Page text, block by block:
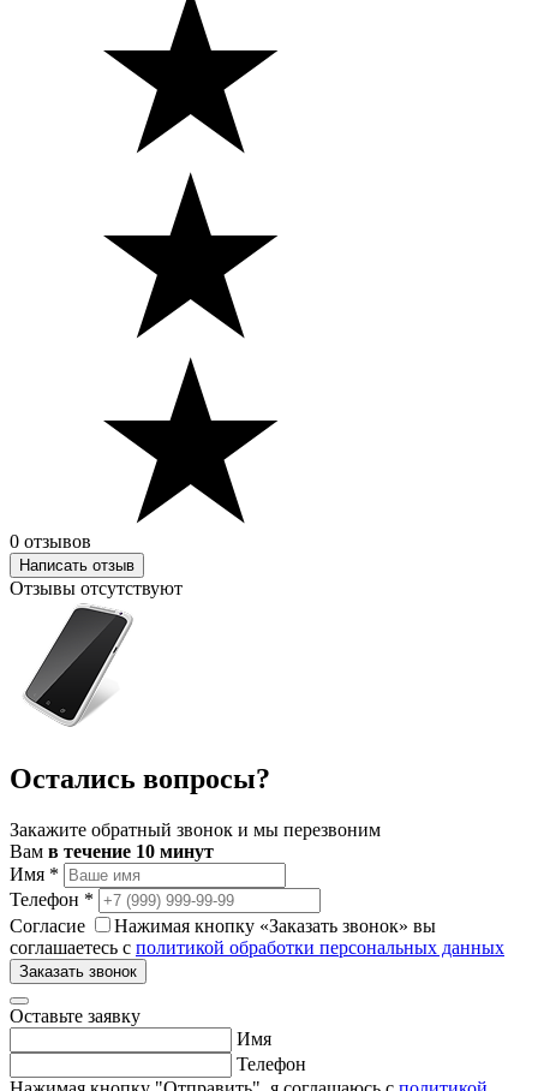
0 отзывов
Написать отзыв
Отзывы отсутствуют
Остались вопросы?
Закажите обратный звонок и мы перезвоним
Вам в течение 10 минут
Имя *
Телефон *
Согласие
Нажимая кнопку «Заказать звонок» вы
соглашаетесь с политикой обработки персональных данных
Заказать звонок
Оставьте заявку
Имя
Телефон